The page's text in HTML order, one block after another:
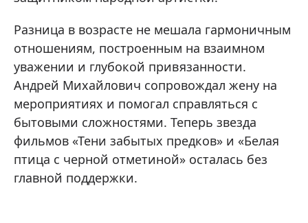
Разница в возрасте не мешала гармоничным
отношениям, построенным на взаимном
уважении и глубокой привязанности.
Андрей Михайлович сопровождал жену на
мероприятиях и помогал справляться с
бытовыми сложностями. Теперь звезда
фильмов «Тени забытых предков» и «Белая
птица с черной отметиной» осталась без
главной поддержки.